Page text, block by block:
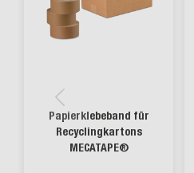
Papierklebeband für
Recyclingkartons
MECATAPE®